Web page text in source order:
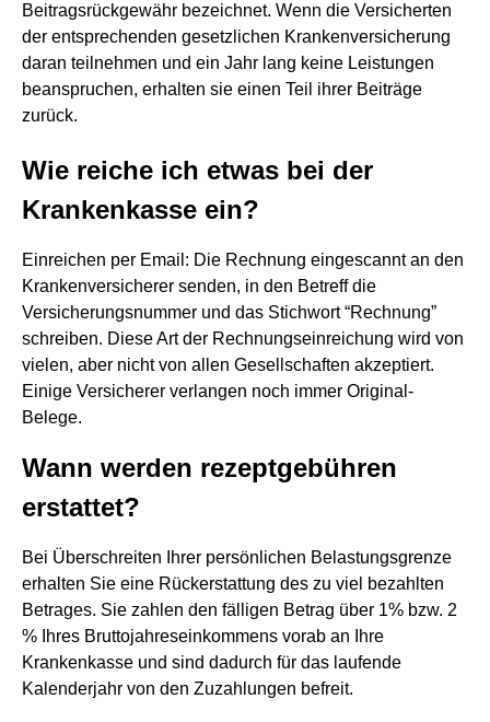
Beitragsrückgewähr bezeichnet. Wenn die Versicherten
der entsprechenden gesetzlichen Krankenversicherung
daran teilnehmen und ein Jahr lang keine Leistungen
beanspruchen, erhalten sie einen Teil ihrer Beiträge
zurück.
Wie reiche ich etwas bei der
Krankenkasse ein?
Einreichen per Email: Die Rechnung eingescannt an den
Krankenversicherer senden, in den Betreff die
Versicherungsnummer und das Stichwort “Rechnung”
schreiben. Diese Art der Rechnungseinreichung wird von
vielen, aber nicht von allen Gesellschaften akzeptiert.
Einige Versicherer verlangen noch immer Original-
Belege.
Wann werden rezeptgebühren
erstattet?
Bei Überschreiten Ihrer persönlichen Belastungsgrenze
erhalten Sie eine Rückerstattung des zu viel bezahlten
Betrages. Sie zahlen den fälligen Betrag über 1% bzw. 2
% Ihres Bruttojahreseinkommens vorab an Ihre
Krankenkasse und sind dadurch für das laufende
Kalenderjahr von den Zuzahlungen befreit.